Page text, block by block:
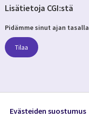
Lisätietoja CGI:stä
Pidämme sinut ajan tasalla
Tilaa
Evästeiden suostumus